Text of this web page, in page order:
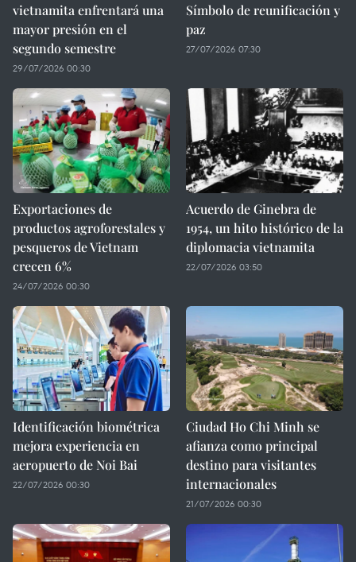
vietnamita enfrentará una
mayor presión en el
segundo semestre
29/07/2026 00:30
Símbolo de reunificación y
paz
27/07/2026 07:30
Exportaciones de
productos agroforestales y
pesqueros de Vietnam
crecen 6%
24/07/2026 00:30
Acuerdo de Ginebra de
1954, un hito histórico de la
diplomacia vietnamita
22/07/2026 03:50
Identificación biométrica
mejora experiencia en
aeropuerto de Noi Bai
22/07/2026 00:30
Ciudad Ho Chi Minh se
afianza como principal
destino para visitantes
internacionales
21/07/2026 00:30